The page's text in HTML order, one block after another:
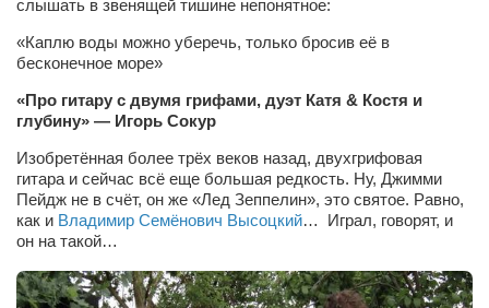
Режиссёры
Художники
Анна Гидора
Леонтий Костур
Римма Миленкова
Ирина Проценко
Александр Садовский
Сергей Степанов
слышать в звенящей тишине непонятное:
«Каплю воды можно уберечь, только бросив её в
бесконечное море»
«Про гитару с двумя грифами, дуэт Катя & Костя и
глубину» — Игорь Сокур
Изобретённая более трёх веков назад, двухгрифовая
гитара и сейчас всё еще большая редкость. Ну, Джимми
Пейдж не в счёт, он же «Лед Зеппелин», это святое. Равно,
как и Владимир Семёнович Высоцкий… Играл, говорят, и
он на такой…